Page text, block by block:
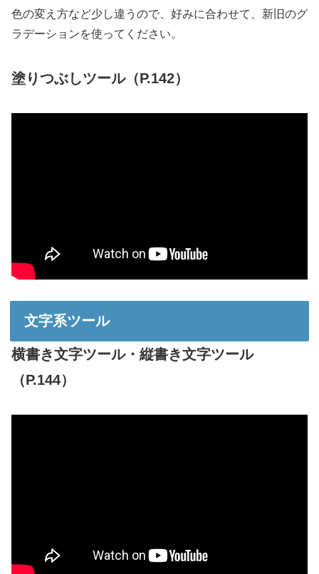
色の変え方など少し違うので、好みに合わせて、新旧のグ
ラデーションを使ってください。
塗りつぶしツール（P.142）
文字系ツール
横書き文字ツール・縦書き文字ツール
（P.144）